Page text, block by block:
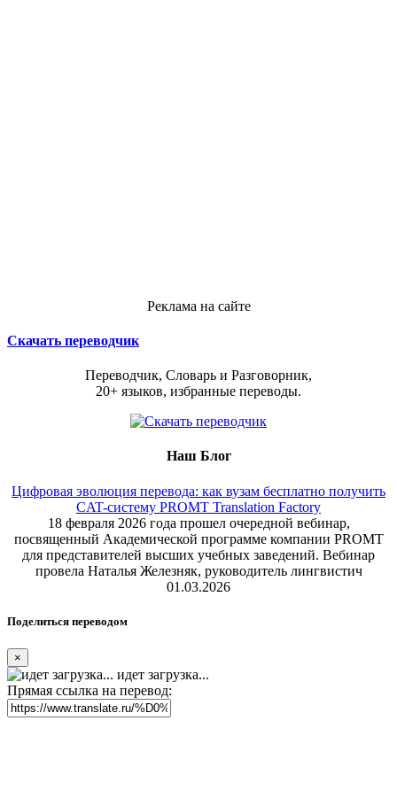
Реклама на сайте
Скачать переводчик
Переводчик, Словарь и Разговорник,
20+ языков, избранные переводы.
Наш Блог
Цифровая эволюция перевода: как вузам бесплатно получить
CAT-систему PROMT Translation Factory
18 февраля 2026 года прошел очередной вебинар,
посвященный Академической программе компании PROMT
для представителей высших учебных заведений. Вебинар
провела Наталья Железняк, руководитель лингвистич
01.03.2026
Поделиться переводом
×
идет загрузка...
Прямая ссылка на перевод: